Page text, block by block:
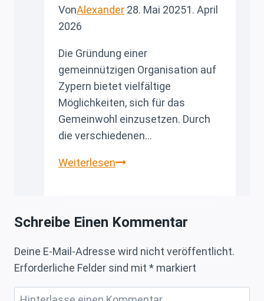
VonAlexander 28. Mai 20251. April
2026
Die Gründung einer
gemeinnützigen Organisation auf
Zypern bietet vielfältige
Möglichkeiten, sich für das
Gemeinwohl einzusetzen. Durch
die verschiedenen…
WeiterlesenGibt
Gründungsformen
Zypern?
Schreibe Einen Kommentar
Deine E-Mail-Adresse wird nicht veröffentlicht.
Erforderliche Felder sind mit * markiert